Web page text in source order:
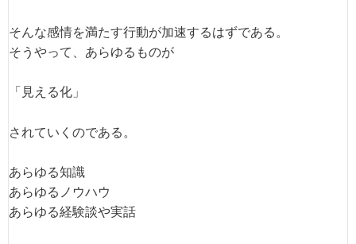
そんな感情を満たす行動が加速するはずである。
そうやって、あらゆるものが
「見える化」
されていくのである。
あらゆる知識
あらゆるノウハウ
あらゆる経験談や実話